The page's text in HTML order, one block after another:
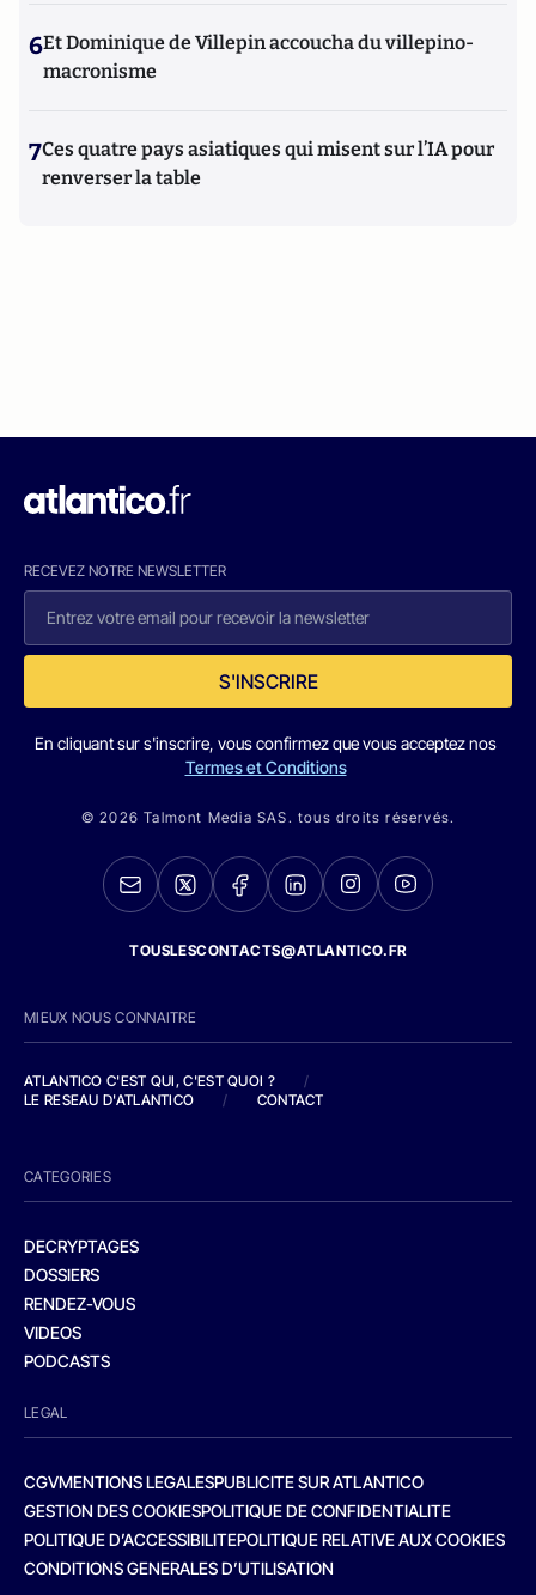
6Et Dominique de Villepin accoucha du villepino-
macronisme
7Ces quatre pays asiatiques qui misent sur l’IA pour
renverser la table
RECEVEZ NOTRE NEWSLETTER
S'INSCRIRE
En cliquant sur s'inscrire, vous confirmez que vous acceptez nos
Termes et Conditions
© 2026 Talmont Media SAS. tous droits réservés.
TOUSLESCONTACTS@ATLANTICO.FR
MIEUX NOUS CONNAITRE
ATLANTICO C'EST QUI, C'EST QUOI ?
/
LE RESEAU D'ATLANTICO
/ CONTACT
CATEGORIES
DECRYPTAGES
DOSSIERS
RENDEZ-VOUS
VIDEOS
PODCASTS
LEGAL
CGVMENTIONS LEGALESPUBLICITE SUR ATLANTICO
GESTION DES COOKIESPOLITIQUE DE CONFIDENTIALITE
POLITIQUE D’ACCESSIBILITEPOLITIQUE RELATIVE AUX COOKIES
CONDITIONS GENERALES D’UTILISATION